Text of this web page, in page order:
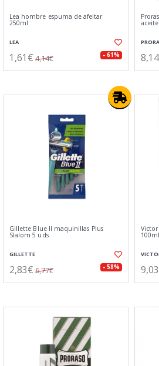
Lea hombre espuma de afeitar
250ml
LEA
1,61€ 4,14€ - 61%
Gillette Blue II maquinillas Plus
Slalom 5 uds
GILLETTE
2,83€ 6,77€ - 58%
100ml